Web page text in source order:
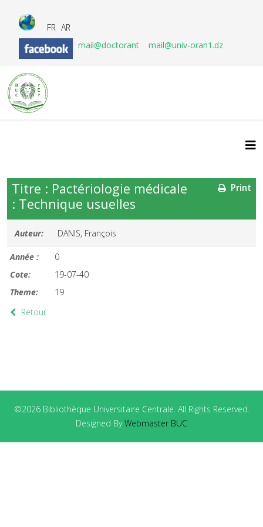
FR AR
mail@doctorant
mail@univ-oran1.dz
Print
Titre : Pactériologie médicale
: Technique usuelles
Auteur: DANIS, François
Année :
0
Cote:
19-07-40
Theme:
19
Retour
©2026 Bibliothèque Universitaire Centrale. All Rights Reserved.
Designed ByWebmaster BUC